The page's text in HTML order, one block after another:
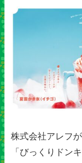
株式会社アレフ
「びっくりドン